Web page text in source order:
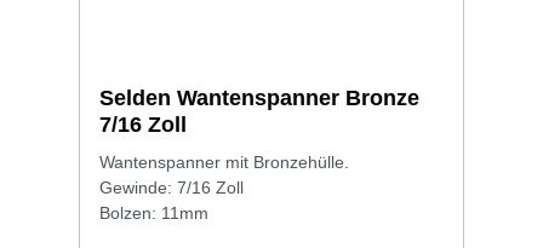
Selden Wantenspanner Bronze
7/16 Zoll
Wantenspanner mit Bronzehülle.
Gewinde: 7/16 Zoll
Bolzen: 11mm